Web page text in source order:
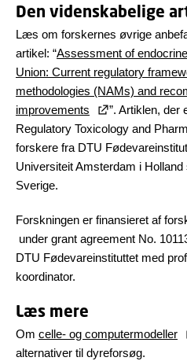
Den videnskabelige
Læs om forskernes øvrige
artikel: “Assessment of
Union: Current regulatory
methodologies (NAMs) and
improvements
”. Artiklen, der
Regulatory Toxicology and
forskere fra DTU
Universiteit Amsterdam i
Sverige.
Forskningen er finansieret af
under grant agreement No.
DTU Fødevareinstituttet med
koordinator.
Læs mere
Om celle- og computermodeller
alternativer til dyreforsøg.